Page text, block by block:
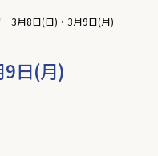
3月8日(日)・3月9日(月)
日(月)